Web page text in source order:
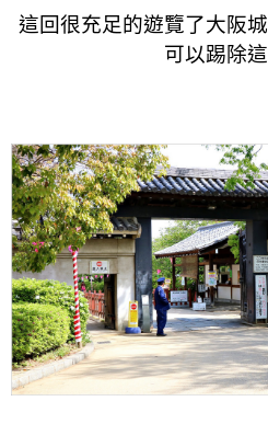
這回很充足的遊覽了大阪
可以踢除這